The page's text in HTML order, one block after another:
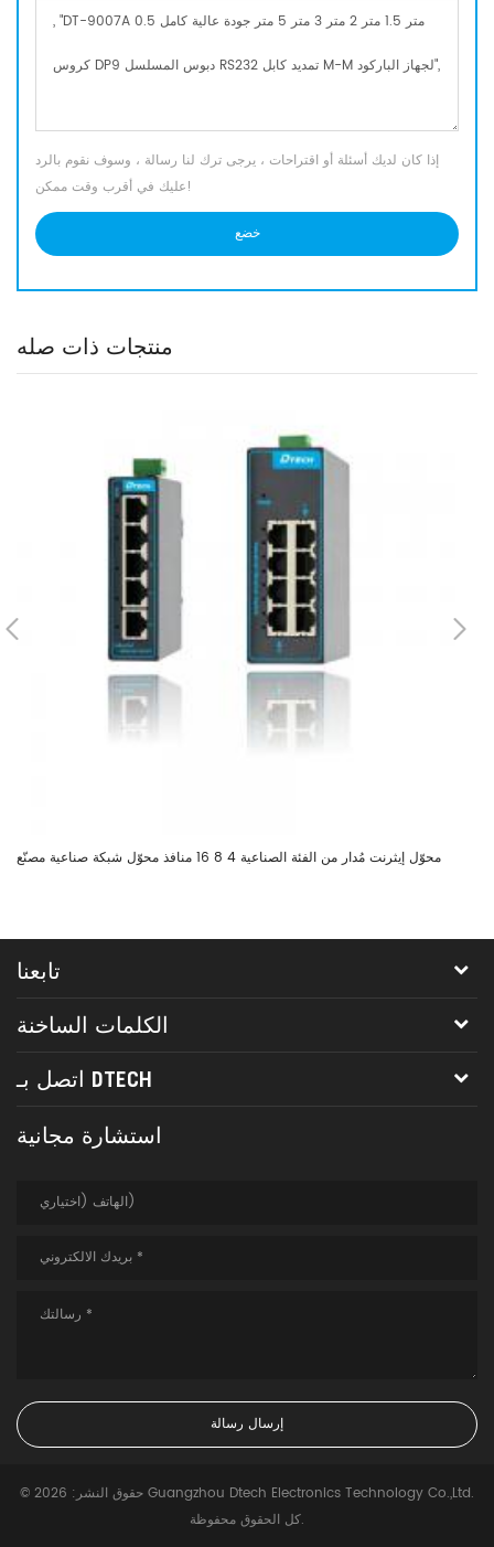
إذا كان لديك أسئلة أو اقتراحات ، يرجى ترك لنا رسالة ، وسوف نقوم بالرد
عليك في أقرب وقت ممكن!
منتجات ذات صله
محوّل إيثرنت مُدار من الفئة الصناعية 4 8 16 منافذ محوّل شبكة صناعية مصنّع
تابعنا
الكلمات الساخنة
اتصل بـ DTECH
استشارة مجانية
© حقوق النشر: 2026 Guangzhou Dtech Electronics Technology Co.,Ltd.
كل الحقوق محفوظة.